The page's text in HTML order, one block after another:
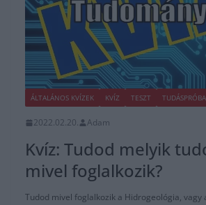
ÁLTALÁNOS KVÍZEK KVÍZ TESZT TUDÁSPRÓBA
2022.02.20. Adam
Kvíz: Tudod melyik
mivel foglalkozik?
Tudod mivel foglalkozik a Hidrogeológia, vagy